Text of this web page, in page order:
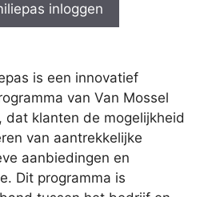
inloggen
is een innovatief
van Van Mossel
dat klanten de mogelijkheid
van aantrekkelijke
aanbiedingen en
Dit programma is